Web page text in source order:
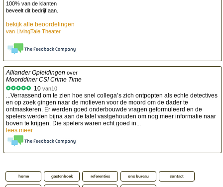
100% van de klanten
beveelt dit bedrijf aan.
bekijk alle beoordelingen
van LivingTale Theater
Alliander Opleidingen over
Moorddiner CSI Crime Time
10van10
...Verrassend om te zien hoe snel collega’s zich ontpopten als echte detectives
en op zoek gingen naar de motieven voor de moord om de dader te
ontmaskeren. Er werden goed onderbouwde vragen geformuleerd en de
spelers werden bijna aan de tafel vastgehouden om nog meer informatie naar
boven te krijgen. Die spelers waren echt goed in...
lees meer
home gastenboek referenties ons bureau contact